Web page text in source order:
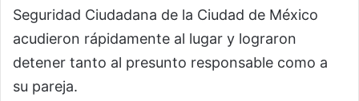
Seguridad Ciudadana de la Ciudad de México
acudieron rápidamente al lugar y lograron
detener tanto al presunto responsable como a
su pareja.